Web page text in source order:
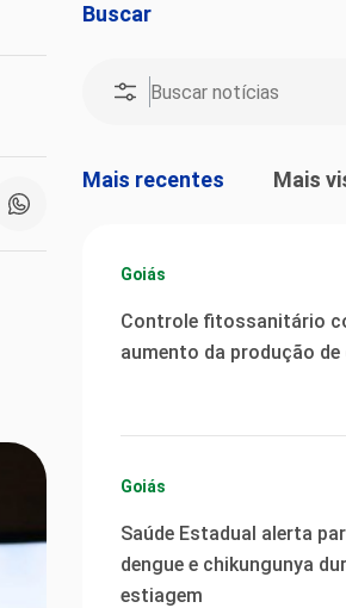
Buscar
Mais recentes Mais
Goiás
Controle fitossanitário
aumento da produção
Goiás
Saúde Estadual alerta
dengue e chikungunya
estiagem